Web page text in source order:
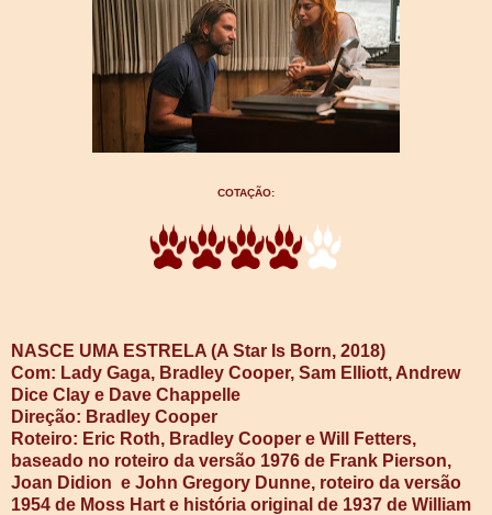
COTAÇÃO:
NASCE UMA ESTRELA (A Star Is Born, 2018)
Com: Lady Gaga, Bradley Cooper, Sam Elliott, Andrew
Dice Clay e Dave Chappelle
Direção: Bradley Cooper
Roteiro: Eric Roth, Bradley Cooper e Will Fetters,
baseado no roteiro da versão 1976 de Frank Pierson,
Joan Didion e John Gregory Dunne, roteiro da versão
1954 de Moss Hart e história original de 1937 de William